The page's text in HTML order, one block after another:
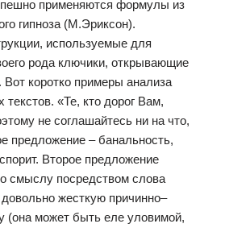
применяются формулы из
гипноза (М.Эриксон).
используемые для
рода ключики, открывающие
Вот коротко примеры анализа
текстов. «Те, кто дорог Вам,
не соглашайтесь ни на что,
предложение – банальность,
Второе предложение
смыслу посредством слова
жесткую причинно–
(она может быть еле уловимой,